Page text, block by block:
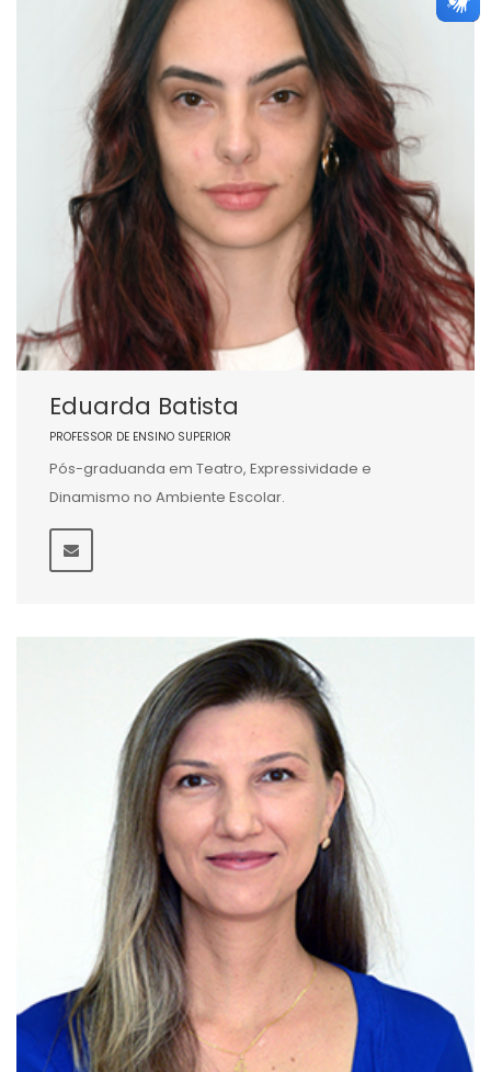
Eduarda Batista
PROFESSOR DE ENSINO SUPERIOR
Pós-graduanda em Teatro, Expressividade e
Dinamismo no Ambiente Escolar.